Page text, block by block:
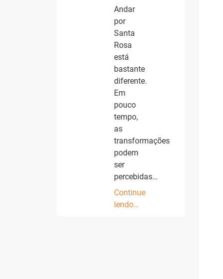
Andar
por
Santa
Rosa
está
bastante
diferente.
Em
pouco
tempo,
as
transformações
podem
ser
percebidas…
Continue
lendo…